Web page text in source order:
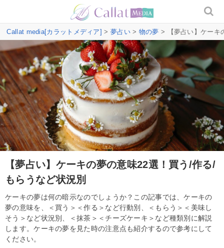
Callat media[カラットメディア] > 夢占い> 物の夢 > 【夢占い】ケーキ
【夢占い】ケーキの夢の意味22選！買う/作る/
もらうなど状況別
ケーキの夢は何の暗示なのでしょうか？この記事では、ケーキの
夢の意味を、＜買う＞＜作る＞など行動別、＜もらう＞＜美味し
そう＞など状況別、＜抹茶＞＜チーズケーキ＞など種類別に解説
します。ケーキの夢を見た時の注意点も紹介するので参考にして
ください。